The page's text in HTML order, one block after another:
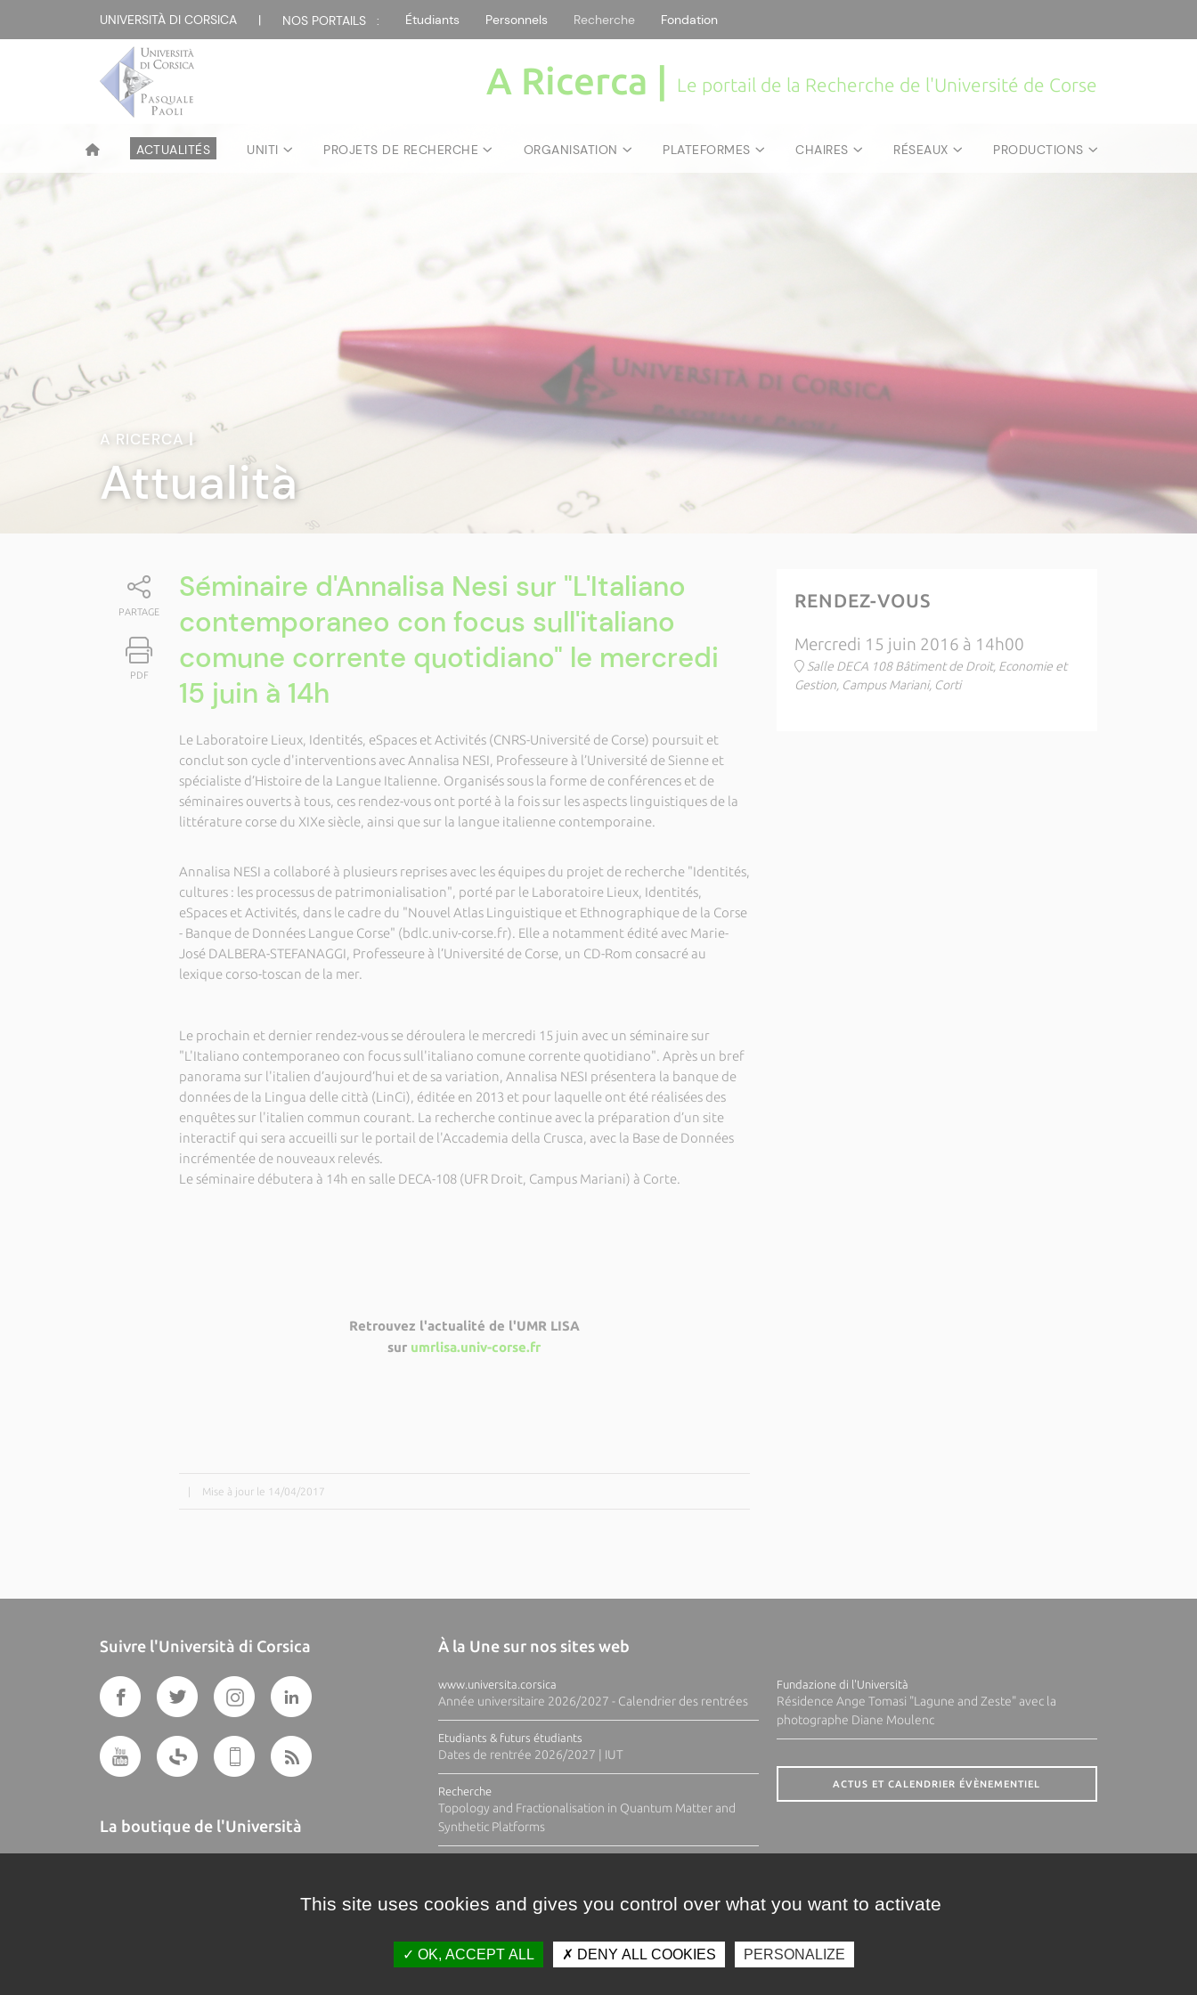
UNIVERSITÀ DI CORSICA | NOS PORTAILS : Étudiants Personnels Recherche Fondation
A Ricerca | Le portail de la Recherche de l'Université de Corse
ACTUALITÉS UNITI PROJETS DE RECHERCHE ORGANISATION PLATEFORMES CHAIRES RÉSEAUX PRODUCTIONS
A RICERCA|
Attualità
PARTAGE
PDF
Séminaire d'Annalisa Nesi sur "L'Italiano
contemporaneo con focus sull'italiano
comune corrente quotidiano" le mercredi
15 juin à 14h
Le Laboratoire Lieux, Identités, eSpaces et Activités (CNRS-Université de Corse) poursuit et
conclut son cycle d'interventions avec Annalisa NESI, Professeure à l’Université de Sienne et
spécialiste d’Histoire de la Langue Italienne. Organisés sous la forme de conférences et de
séminaires ouverts à tous, ces rendez-vous ont porté à la fois sur les aspects linguistiques de la
littérature corse du XIXe siècle, ainsi que sur la langue italienne contemporaine.
Annalisa NESI a collaboré à plusieurs reprises avec les équipes du projet de recherche "Identités,
cultures : les processus de patrimonialisation", porté par le Laboratoire Lieux, Identités,
eSpaces et Activités, dans le cadre du "Nouvel Atlas Linguistique et Ethnographique de la Corse
- Banque de Données Langue Corse" (bdlc.univ-corse.fr). Elle a notamment édité avec Marie-
José DALBERA-STEFANAGGI, Professeure à l’Université de Corse, un CD-Rom consacré au
lexique corso-toscan de la mer.
Le prochain et dernier rendez-vous se déroulera le mercredi 15 juin avec un séminaire sur
"L'Italiano contemporaneo con focus sull'italiano comune corrente quotidiano". Après un bref
panorama sur l'italien d’aujourd’hui et de sa variation, Annalisa NESI présentera la banque de
données de la Lingua delle città (LinCi), éditée en 2013 et pour laquelle ont été réalisées des
enquêtes sur l'italien commun courant. La recherche continue avec la préparation d’un site
interactif qui sera accueilli sur le portail de l'Accademia della Crusca, avec la Base de Données
incrémentée de nouveaux relevés.
Le séminaire débutera à 14h en salle DECA-108 (UFR Droit, Campus Mariani) à Corte.
Retrouvez l'actualité de l'UMR LISA
sur umrlisa.univ-corse.fr
Mise à jour le 14/04/2017
RENDEZ-VOUS
Mercredi 15 juin 2016 à 14h00
Salle DECA 108 Bâtiment de Droit, Economie et
Gestion, Campus Mariani, Corti
Suivre l'Università di Corsica
La boutique de l'Università
À la Une sur nos sites web
www.universita.corsica
Année universitaire 2026/2027 - Calendrier des rentrées
Etudiants & futurs étudiants
Dates de rentrée 2026/2027 | IUT
Recherche
Topology and Fractionalisation in Quantum Matter and
Synthetic Platforms
Fundazione di l'Università
Résidence Ange Tomasi "Lagune and Zeste" avec la
photographe Diane Moulenc
ACTUS ET CALENDRIER ÉVÈNEMENTIEL
This site uses cookies and gives you control over what you want to activate
OK, ACCEPT ALL DENY ALL COOKIES PERSONALIZE